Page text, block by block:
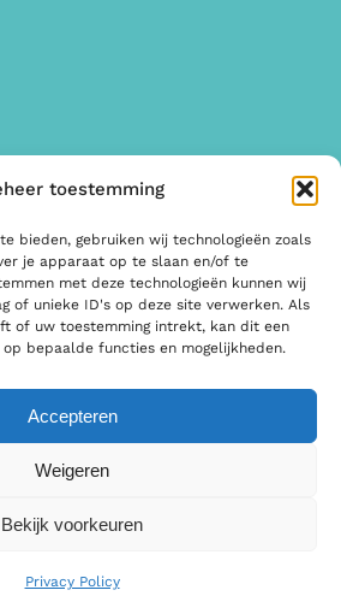
toestemming
bieden, gebruiken wij technologieën zoals
je apparaat op te slaan en/of te
met deze technologieën kunnen wij
of unieke ID's op deze site verwerken. Als
of uw toestemming intrekt, kan dit een
bepaalde functies en mogelijkheden.
Accepteren
Weigeren
Bekijk voorkeuren
Privacy Policy
Scriptex